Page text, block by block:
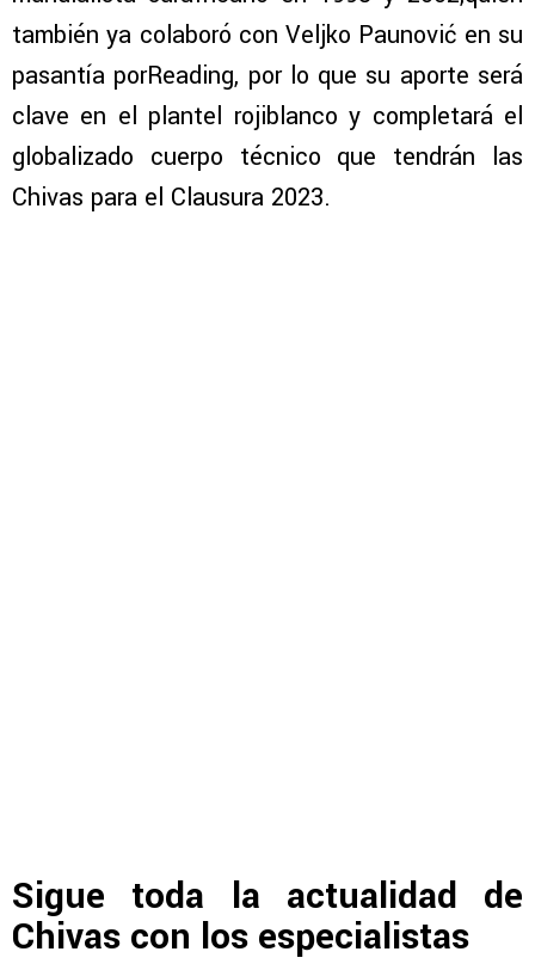
también ya colaboró con Veljko Paunović en su
pasantía porReading, por lo que su aporte será
clave en el plantel rojiblanco y completará el
globalizado cuerpo técnico que tendrán las
Chivas para el Clausura 2023.
Sigue toda la actualidad de
Chivas con los especialistas